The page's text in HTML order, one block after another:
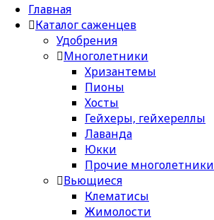
Главная
Каталог саженцев
Удобрения
Многолетники
Хризантемы
Пионы
Хосты
Гейхеры, гейхереллы
Лаванда
Юкки
Прочие многолетники
Вьющиеся
Клематисы
Жимолости